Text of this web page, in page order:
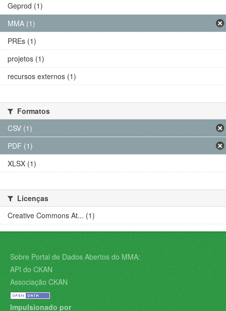
Geprod (1)
MMA (1)
PREs (1)
projetos (1)
recursos externos (1)
Formatos
CSV (1)
PDF (1)
XLSX (1)
Licenças
Creative Commons At... (1)
Sobre Portal de Dados Abertos do MMA:
API do CKAN
Associação CKAN
Impulsionado por